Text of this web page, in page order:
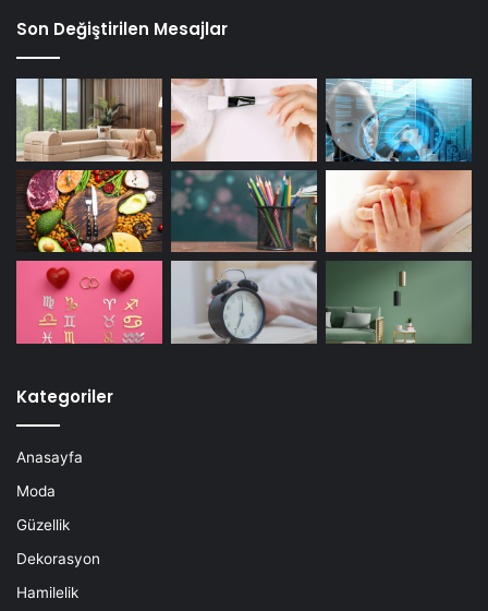
Son Değiştirilen Mesajlar
Kategoriler
Anasayfa
Moda
Güzellik
Dekorasyon
Hamilelik